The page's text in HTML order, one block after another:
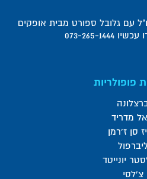
עם גלובל ספורט מבית אופקים
265-1444
פופולריות
מדריד
סן ז'רמן
יונייטד
צ'לסי